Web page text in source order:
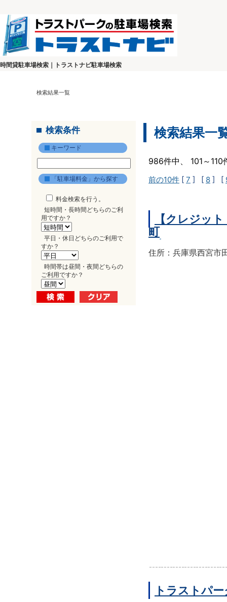
時間貸駐車場検索｜トラストナビ駐車場検索
検索結果一覧
検索条件
キーワード
「駐車場料金」から探す
料金検索を行う。
短時間・長時間どちらのご利
用ですか？
平日・休日どちらのご利用で
すか？
時間帯は昼間・夜間どちらの
ご利用ですか？
検索結果一
986件中、 101～
前の10件 [ 7 ] [ 8 ] [
【クレジッ
町
住所：兵庫県西宮市
トラストパ